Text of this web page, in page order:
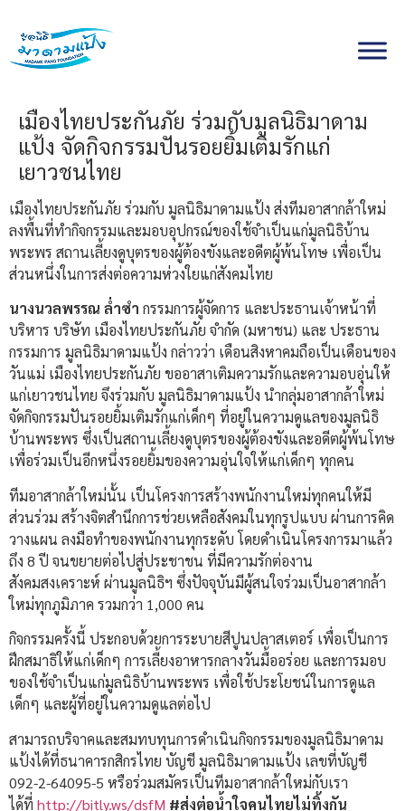
content
เมืองไทยประกันภัย ร่วมกับมูลนิธิมาดาม
แป้ง จัดกิจกรรมปันรอยยิ้มเติมรักแก่
เยาวชนไทย
เมืองไทยประกันภัย ร่วมกับ มูลนิธิมาดามแป้ง ส่งทีมอาสากล้าใหม่
ลงพื้นที่ทำกิจกรรมและมอบอุปกรณ์ของใช้จำเป็นแก่มูลนิธิบ้าน
พระพร สถานเลี้ยงดูบุตรของผู้ต้องขังและอดีตผู้พ้นโทษ เพื่อเป็น
ส่วนหนึ่งในการส่งต่อความห่วงใยแก่สังคมไทย
นางนวลพรรณ ล่ำซำ กรรมการผู้จัดการ และประธานเจ้าหน้าที่
บริหาร บริษัท เมืองไทยประกันภัย จำกัด (มหาชน) และ ประธาน
กรรมการ มูลนิธิมาดามแป้ง กล่าวว่า เดือนสิงหาคมถือเป็นเดือนของ
วันแม่ เมืองไทยประกันภัย ขออาสาเติมความรักและความอบอุ่นให้
แก่เยาวชนไทย จึงร่วมกับ มูลนิธิมาดามแป้ง นำกลุ่มอาสากล้าใหม่
จัดกิจกรรมปันรอยยิ้มเติมรักแก่เด็กๆ ที่อยู่ในความดูแลของมูลนิธิ
บ้านพระพร ซึ่งเป็นสถานเลี้ยงดูบุตรของผู้ต้องขังและอดีตผู้พ้นโทษ
เพื่อร่วมเป็นอีกหนึ่งรอยยิ้มของความอุ่นใจให้แก่เด็กๆ ทุกคน
ทีมอาสากล้าใหม่นั้น เป็นโครงการสร้างพนักงานใหม่ทุกคนให้มี
ส่วนร่วม สร้างจิตสำนึกการช่วยเหลือสังคมในทุกรูปแบบ ผ่านการคิด
วางแผน ลงมือทำของพนักงานทุกระดับ โดยดำเนินโครงการมาแล้ว
ถึง 8 ปี จนขยายต่อไปสู่ประชาชน ที่มีความรักต่องาน
สังคมสงเคราะห์ ผ่านมูลนิธิฯ ซึ่งปัจจุบันมีผู้สนใจร่วมเป็นอาสากล้า
ใหม่ทุกภูมิภาค รวมกว่า 1,000 คน
กิจกรรมครั้งนี้ ประกอบด้วยการระบายสีปูนปลาสเตอร์ เพื่อเป็นการ
ฝึกสมาธิให้แก่เด็กๆ การเลี้ยงอาหารกลางวันมื้ออร่อย และการมอบ
ของใช้จำเป็นแก่มูลนิธิบ้านพระพร เพื่อใช้ประโยชน์ในการดูแล
เด็กๆ และผู้ที่อยู่ในความดูแลต่อไป
สามารถบริจาคและสมทบทุนการดำเนินกิจกรรมของมูลนิธิมาดาม
แป้งได้ที่ธนาคารกสิกรไทย บัญชี มูลนิธิมาดามแป้ง เลขที่บัญชี
092-2-64095-5 หรือร่วมสมัครเป็นทีมอาสากล้าใหม่กับเรา
ได้ที่ http://bitly.ws/dsfM #ส่งต่อน้ำใจคนไทยไม่ทิ้งกัน